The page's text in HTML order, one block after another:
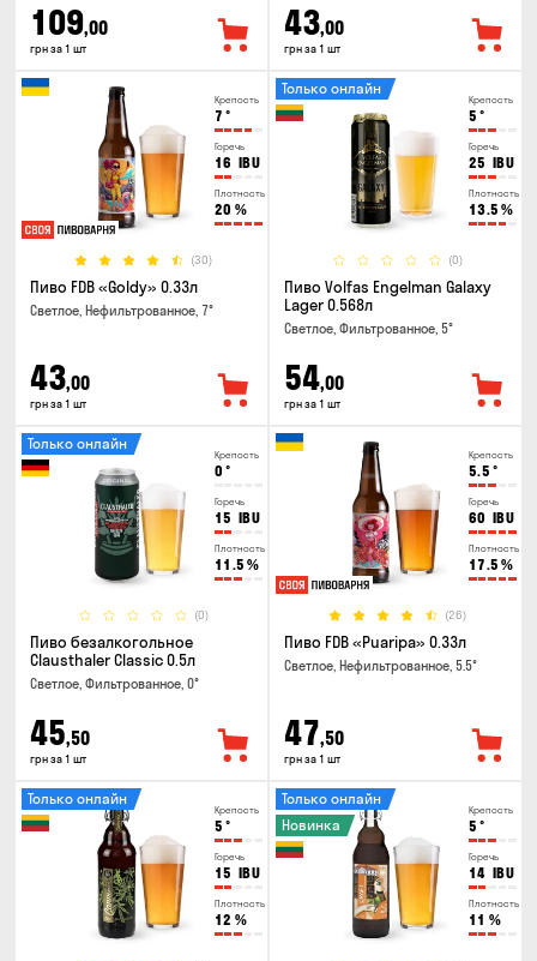
109,00
грн за 1 шт
43,00
грн за 1 шт
Крепость
7 °
Горечь
16 IBU
Плотность
20 %
(30)
Пиво FDB «Goldy» 0.33л
Светлое, Нефильтрованное, 7°
43,00
грн за 1 шт
Крепость
5 °
Горечь
25 IBU
Плотность
13.5 %
(0)
Только онлайн
Пиво Volfas Engelman Galaxy
Lager 0.568л
Светлое, Фильтрованное, 5°
54,00
грн за 1 шт
Крепость
0 °
Горечь
15 IBU
Плотность
11.5 %
(0)
Только онлайн
Пиво безалкогольное
Clausthaler Classic 0.5л
Светлое, Фильтрованное, 0°
45,50
грн за 1 шт
Крепость
5.5 °
Горечь
60 IBU
Плотность
17.5 %
(26)
Пиво FDB «Puaripa» 0.33л
Светлое, Нефильтрованное, 5.5°
47,50
грн за 1 шт
Крепость
5 °
Горечь
15 IBU
Плотность
12 %
Только онлайн
Крепость
5 °
Горечь
14 IBU
Плотность
11 %
Только онлайн
Новинка